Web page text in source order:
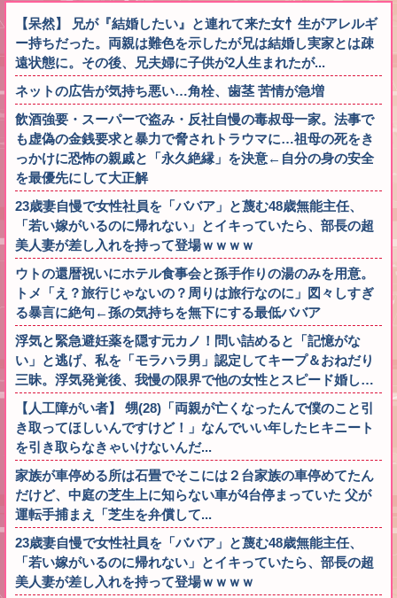
【呆然】 兄が『結婚したい』と連れて来た女忄生がアレルギ
ー持ちだった。両親は難色を示したが兄は結婚し実家とは疎
遠状態に。その後、兄夫婦に子供が2人生まれたが...
ネットの広告が気持ち悪い…角栓、歯茎 苦情が急増
飲酒強要・スーパーで盗み・反社自慢の毒叔母一家。法事で
も虚偽の金銭要求と暴力で脅されトラウマに…祖母の死をき
っかけに恐怖の親戚と「永久絶縁」を決意←自分の身の安全
を最優先にして大正解
23歳妻自慢で女性社員を「ババア」と蔑む48歳無能主任、
「若い嫁がいるのに帰れない」とイキっていたら、部長の超
美人妻が差し入れを持って登場ｗｗｗｗ
ウトの還暦祝いにホテル食事会と孫手作りの湯のみを用意。
トメ「え？旅行じゃないの？周りは旅行なのに」図々しすぎ
る暴言に絶句←孫の気持ちを無下にする最低ババア
浮気と緊急避妊薬を隠す元カノ！問い詰めると「記憶がな
い」と逃げ、私を「モラハラ男」認定してキープ＆おねだり
三昧。浮気発覚後、我慢の限界で他の女性とスピード婚し…
【人工障がい者】 甥(28)「両親が亡くなったんで僕のこと引
き取ってほしいんですけど！」なんでいい年したヒキニート
を引き取らなきゃいけないんだ...
家族が車停める所は石畳でそこには２台家族の車停めてたん
だけど、中庭の芝生上に知らない車が4台停まっていた 父が
運転手捕まえ「芝生を弁償して...
23歳妻自慢で女性社員を「ババア」と蔑む48歳無能主任、
「若い嫁がいるのに帰れない」とイキっていたら、部長の超
美人妻が差し入れを持って登場ｗｗｗｗ